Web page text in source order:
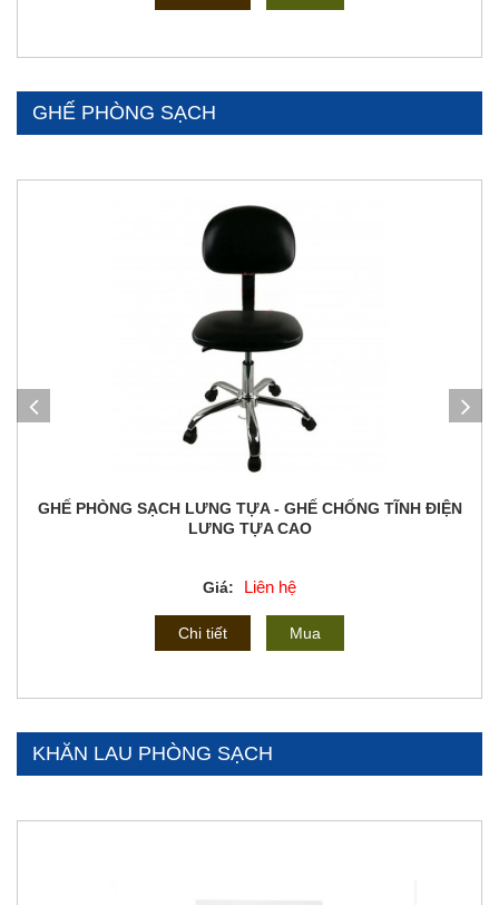
GHẾ PHÒNG SẠCH
GHẾ PHÒNG SẠCH LƯNG TỰA - GHẾ CHỐNG TĨNH ĐIỆN
LƯNG TỰA CAO
Giá: Liên hệ
Chi tiết Mua
KHĂN LAU PHÒNG SẠCH